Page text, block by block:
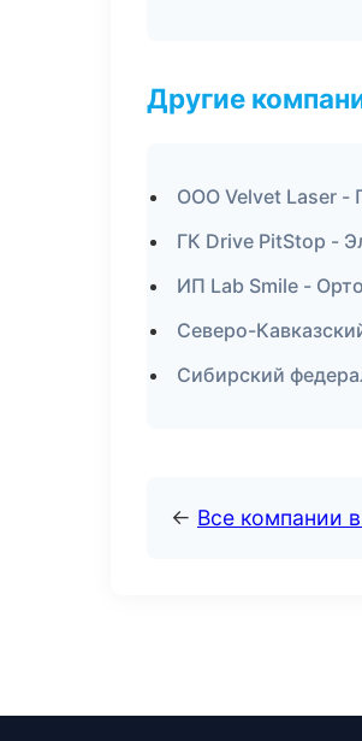
Другие
ООО Velvet Laser -
ГК Drive PitStop -
ИП Lab Smile -
Северо-
Сибирский
← Все компании